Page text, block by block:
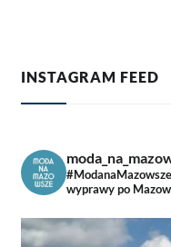
INSTAGRAM FEED
#ModanaMazowsze
wyprawy po